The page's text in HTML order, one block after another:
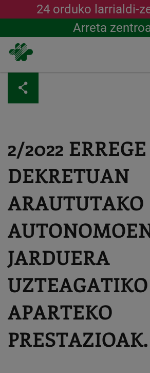
content
24 orduko larrialdi-
Arreta
2/2022
DEKRETUAN
ARAUTUTAKO
JARDUERA
UZTEAGATIKO
APARTEKO
PRESTAZIOAK.